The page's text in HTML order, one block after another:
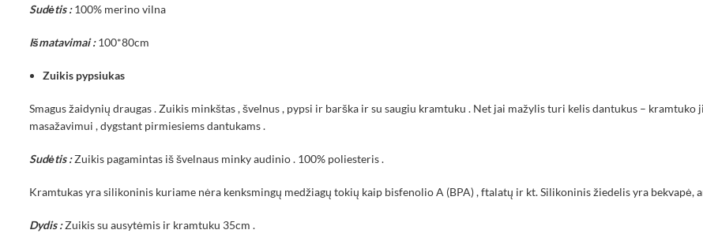
Sudėtis :100% merino vilna
Išmatavimai :100*80cm
Zuikis pypsiukas
Smagus žaidynių draugas . Zuikis minkštas , švelnus , pypsi ir barška ir su saugiu kramtuku . Net jai mažylis turi kelis dantukus –
masažavimui , dygstant pirmiesiems dantukams .
Sudėtis :Zuikis pagamintas iš švelnaus minky audinio . 100% poliesteris .
Kramtukas yra silikoninis kuriame nėra kenksmingų medžiagų tokių kaip bisfenolio A (BPA) , ftalatų ir kt. Silikoninis žiedelis yra bekvapė,
Dydis :Zuikis su ausytėmis ir kramtuku 35cm .